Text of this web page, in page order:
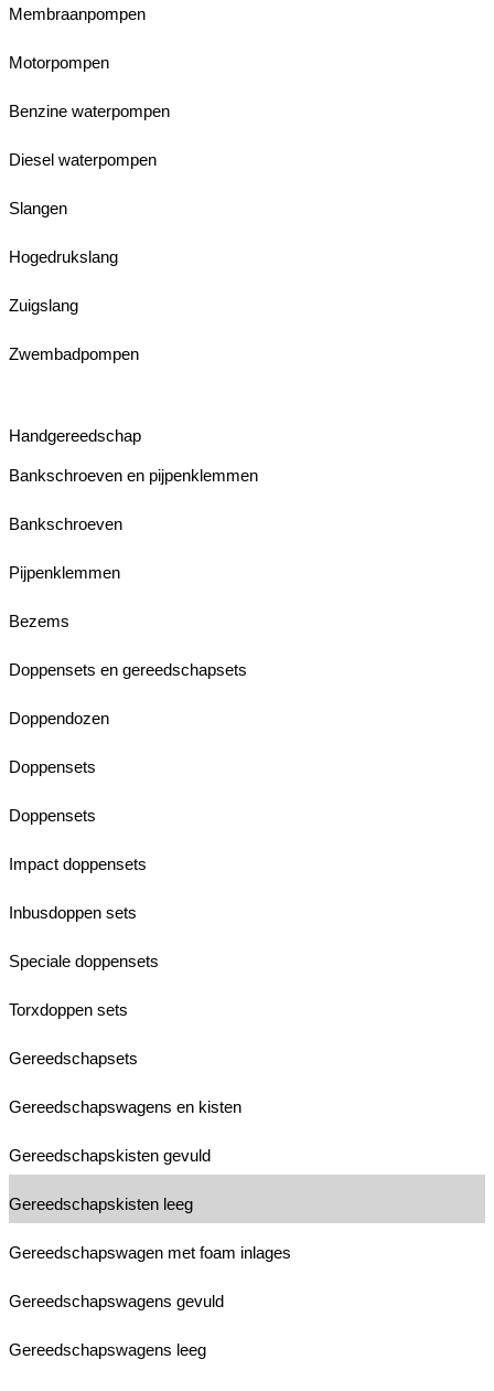
Membraanpompen
Motorpompen
Benzine waterpompen
Diesel waterpompen
Slangen
Hogedrukslang
Zuigslang
Zwembadpompen
Handgereedschap
Bankschroeven en pijpenklemmen
Bankschroeven
Pijpenklemmen
Bezems
Doppensets en gereedschapsets
Doppendozen
Doppensets
Doppensets
Impact doppensets
Inbusdoppen sets
Speciale doppensets
Torxdoppen sets
Gereedschapsets
Gereedschapswagens en kisten
Gereedschapskisten gevuld
Gereedschapskisten leeg
Gereedschapswagen met foam inlages
Gereedschapswagens gevuld
Gereedschapswagens leeg